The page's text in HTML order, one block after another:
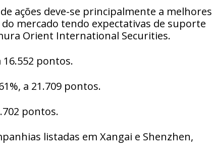
ações deve-se principalmente a melhores
mercado tendo expectativas de suporte
Orient International Securities.
16.552 pontos.
a 21.709 pontos.
pontos.
listadas em Xangai e Shenzhen,